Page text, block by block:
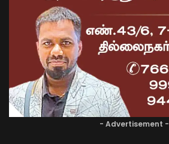
- Advertisement -